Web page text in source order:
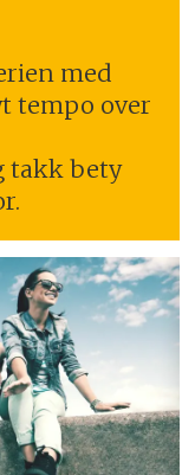
med
tempo over
takk bety